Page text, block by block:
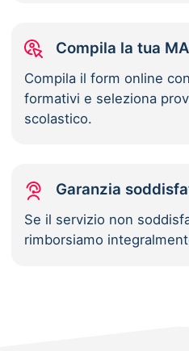
Compila la tua
Compila il form online
formativi e seleziona
scolastico.
Garanzia
Se il servizio non
rimborsiamo